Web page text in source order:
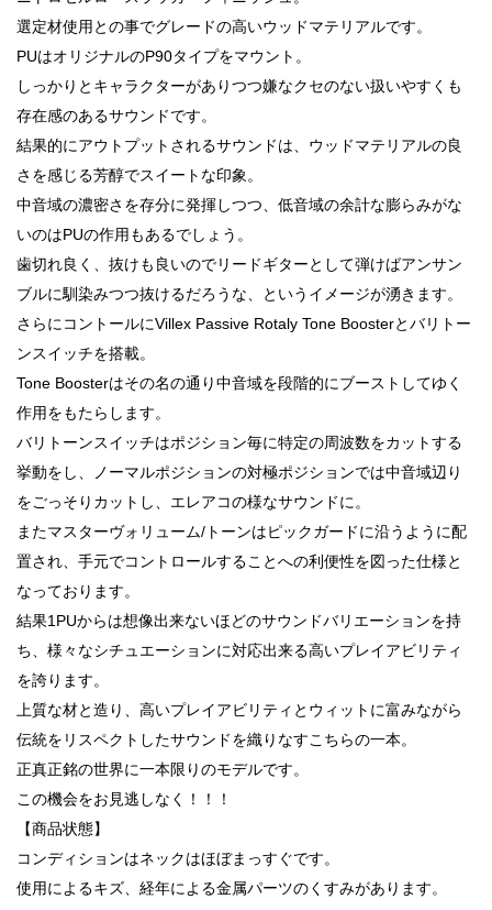
選定材使用との事でグレードの高いウッドマテリアルです。
PUはオリジナルのP90タイプをマウント。
しっかりとキャラクターがありつつ嫌なクセのない扱いやすくも
存在感のあるサウンドです。
結果的にアウトプットされるサウンドは、ウッドマテリアルの良
さを感じる芳醇でスイートな印象。
中音域の濃密さを存分に発揮しつつ、低音域の余計な膨らみがな
いのはPUの作用もあるでしょう。
歯切れ良く、抜けも良いのでリードギターとして弾けばアンサン
ブルに馴染みつつ抜けるだろうな、というイメージが湧きます。
さらにコントールにVillex Passive Rotaly Tone Boosterとバリトー
ンスイッチを搭載。
Tone Boosterはその名の通り中音域を段階的にブーストしてゆく
作用をもたらします。
バリトーンスイッチはポジション毎に特定の周波数をカットする
挙動をし、ノーマルポジションの対極ポジションでは中音域辺り
をごっそりカットし、エレアコの様なサウンドに。
またマスターヴォリューム/トーンはピックガードに沿うように配
置され、手元でコントロールすることへの利便性を図った仕様と
なっております。
結果1PUからは想像出来ないほどのサウンドバリエーションを持
ち、様々なシチュエーションに対応出来る高いプレイアビリティ
を誇ります。
上質な材と造り、高いプレイアビリティとウィットに富みながら
伝統をリスペクトしたサウンドを織りなすこちらの一本。
正真正銘の世界に一本限りのモデルです。
この機会をお見逃しなく！！！
【商品状態】
コンディションはネックはほぼまっすぐです。
使用によるキズ、経年による金属パーツのくすみがあります。